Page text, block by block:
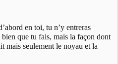
en toi, tu n’y entreras
que tu fais, mais la façon dont
mais seulement le noyau et la